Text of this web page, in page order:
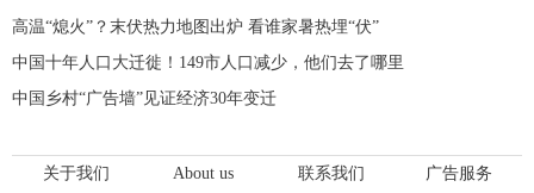
高温“熄火”？末伏热力地图出炉 看谁家暑热埋“伏”
中国十年人口大迁徙！149市人口减少，他们去了哪里
中国乡村“广告墙”见证经济30年变迁
关于我们 About us 联系我们
广告服务